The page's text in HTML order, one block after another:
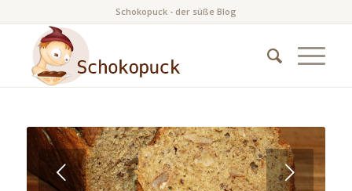
Schokopuck - der süße Blog
Weiter